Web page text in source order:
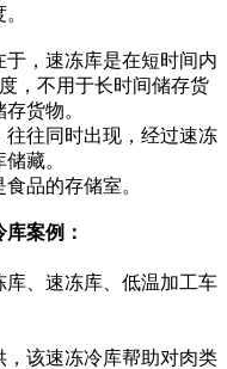
，速冻库是在短时间内
，不用于长时间储存货
货物。
往同时出现，经过速冻
藏。
品的存储室。
案例：
、速冻库、低温加工车
该速冻冷库帮助对肉类